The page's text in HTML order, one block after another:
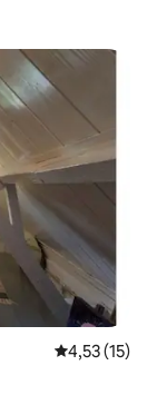
4,53 (15)